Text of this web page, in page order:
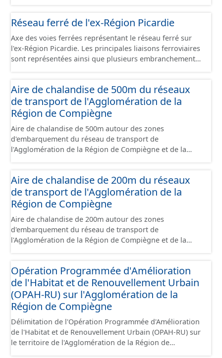
faisant l’objet d’un regroupement suivant leur état
d’occupation, leur stade de commercialisation, leur
stade d’aménagement et la nature de leur maîtrise
foncière. Il s'appuie globalement sur la limite de parcelle
cadastrale mais peut également la subdiviser s'il
un remembrement cadastral. Ces terrains sont
principalement à usage d'activités économiques mais ce
jeu de données contient également les terrains avec
d'autres usages situés dans ces sites (équipement,
divers, ...). Ce lot est constitué conformément aux
prescriptions du standard CNIG Sites Economiques.
Réseau ferré de l'ex-Région Picardie
Axe des voies ferrées représentant le réseau ferré sur
l'ex-Région Picardie. Les principales liaisons ferroviaires
sont représentées ainsi que plusieurs embranchements
sont désaffectées mais sont toujours physiquement
présentes sur le terrain.
Aire de chalandise de 500m du réseaux
de transport de l'Agglomération de la
Région de Compiègne
Aire de chalandise de 500m autour des zones
d'embarquement du réseau de transport de
l'Agglomération de la Région de Compiègne et de la
Aire de chalandise de 200m du réseaux
de transport de l'Agglomération de la
Région de Compiègne
Aire de chalandise de 200m autour des zones
d'embarquement du réseau de transport de
l'Agglomération de la Région de Compiègne et de la
Opération Programmée d'Amélioration
de l'Habitat et de Renouvellement Urbain
(OPAH-RU) sur l'Agglomération de la
Région de Compiègne
Délimitation de l'Opération Programmée d'Amélioration
de l'Habitat et de Renouvellement Urbain (OPAH-RU) sur
le territoire de l'Agglomération de la Région de